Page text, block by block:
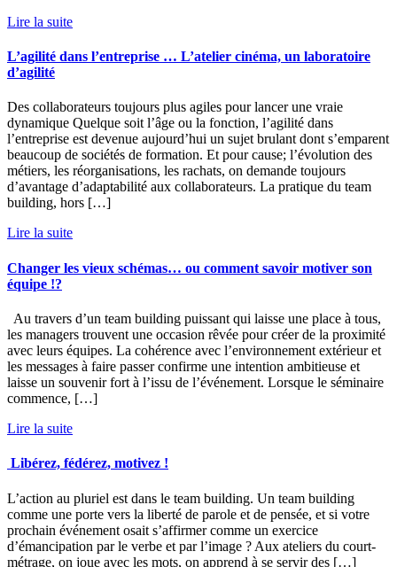
Lire la suite
L’agilité dans l’entreprise … L’atelier cinéma, un laboratoire
d’agilité
Des collaborateurs toujours plus agiles pour lancer une vraie
dynamique Quelque soit l’âge ou la fonction, l’agilité dans
l’entreprise est devenue aujourd’hui un sujet brulant dont s’emparent
beaucoup de sociétés de formation. Et pour cause; l’évolution des
métiers, les réorganisations, les rachats, on demande toujours
d’avantage d’adaptabilité aux collaborateurs. La pratique du team
building, hors […]
Lire la suite
Changer les vieux schémas… ou comment savoir motiver son
équipe !?
Au travers d’un team building puissant qui laisse une place à tous,
les managers trouvent une occasion rêvée pour créer de la proximité
avec leurs équipes. La cohérence avec l’environnement extérieur et
les messages à faire passer confirme une intention ambitieuse et
laisse un souvenir fort à l’issu de l’événement. Lorsque le séminaire
commence, […]
Lire la suite
Libérez, fédérez, motivez !
L’action au pluriel est dans le team building. Un team building
comme une porte vers la liberté de parole et de pensée, et si votre
prochain événement osait s’affirmer comme un exercice
d’émancipation par le verbe et par l’image ? Aux ateliers du court-
métrage, on joue avec les mots, on apprend à se servir des […]